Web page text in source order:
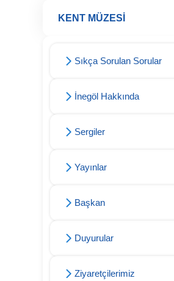
KENT MÜZESİ
Sıkça Sorulan Sorular
İnegöl Hakkında
Sergiler
Yayınlar
Başkan
Duyurular
Ziyaretçilerimiz